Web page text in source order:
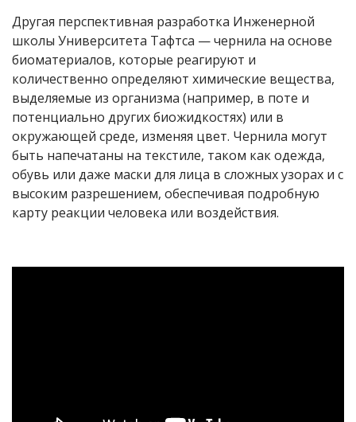
Другая перспективная разработка Инженерной
школы Университета Тафтса — чернила на основе
биоматериалов, которые реагируют и
количественно определяют химические вещества,
выделяемые из организма (например, в поте и
потенциально других биожидкостях) или в
окружающей среде, изменяя цвет. Чернила могут
быть напечатаны на текстиле, таком как одежда,
обувь или даже маски для лица в сложных узорах и с
высоким разрешением, обеспечивая подробную
карту реакции человека или воздействия.